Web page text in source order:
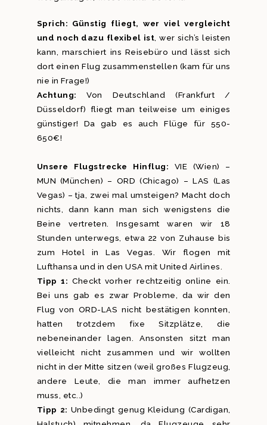
Sprich: Günstig fliegt, wer viel vergleicht
und noch dazu flexibel ist , wer sich’s leisten
kann, marschiert ins Reisebüro und lässt sich
dort einen Flug zusammenstellen (kam für uns
nie in Frage!)
Achtung:Von Deutschland (Frankfurt /
Düsseldorf) fliegt man teilweise um einiges
günstiger! Da gab es auch Flüge für 550-
650€!
Unsere Flugstrecke Hinflug: VIE (Wien) –
MUN (München) – ORD (Chicago) – LAS (Las
Vegas) – tja, zwei mal umsteigen? Macht doch
nichts, dann kann man sich wenigstens die
Beine vertreten. Insgesamt waren wir 18
Stunden unterwegs, etwa 22 von Zuhause bis
zum Hotel in Las Vegas. Wir flogen mit
Lufthansa und in den USA mit United Airlines.
Tipp 1: Checkt vorher rechtzeitig online ein.
Bei uns gab es zwar Probleme, da wir den
Flug von ORD-LAS nicht bestätigen konnten,
hatten trotzdem fixe Sitzplätze, die
nebeneinander lagen. Ansonsten sitzt man
vielleicht nicht zusammen und wir wollten
nicht in der Mitte sitzen (weil großes Flugzeug,
andere Leute, die man immer aufhetzen
muss, etc..)
Tipp 2: Unbedingt genug Kleidung (Cardigan,